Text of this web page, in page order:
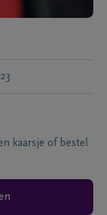
kaarsje of bestel